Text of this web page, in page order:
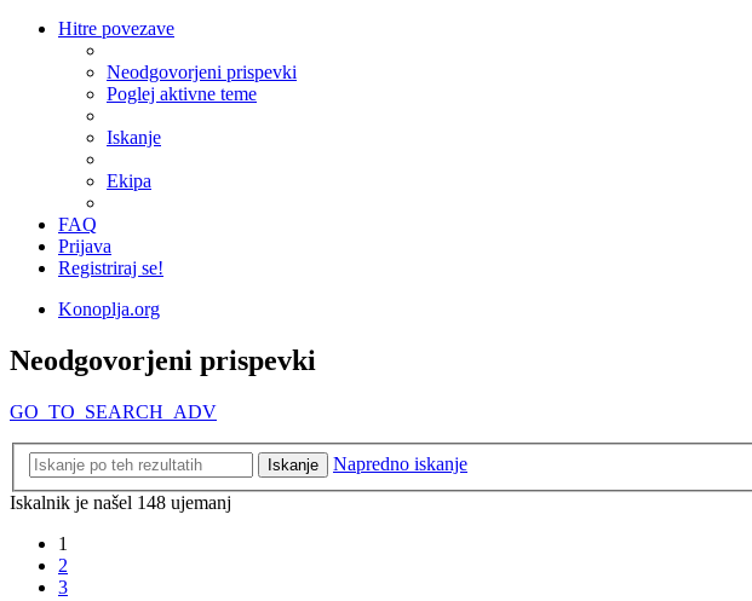
Hitre povezave
Neodgovorjeni prispevki
Poglej aktivne teme
Iskanje
Ekipa
FAQ
Prijava
Registriraj se!
Konoplja.org
Neodgovorjeni prispevki
GO_TO_SEARCH_ADV
Iskanje
Napredno iskanje
Iskalnik je našel 148 ujemanj
1
2
3